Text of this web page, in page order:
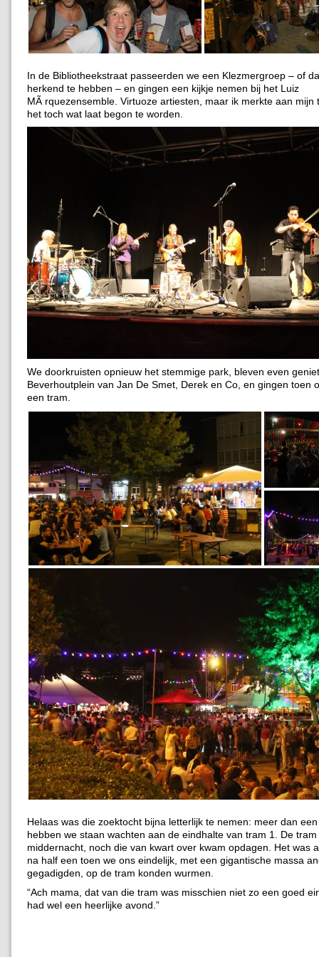
In de Bibliotheekstraat passeerden we een Klezmergroep – of
herkend te hebben – en gingen een kijkje nemen bij het Luiz
MÃ rquezensemble. Virtuoze artiesten, maar ik merkte aan mijn
het toch wat laat begon te worden.
We doorkruisten opnieuw het stemmige park, bleven even
Beverhoutplein van Jan De Smet, Derek en Co, en gingen toen
een tram.
Helaas was die zoektocht bijna letterlijk te nemen: meer dan
hebben we staan wachten aan de eindhalte van tram 1. De tram
middernacht, noch die van kwart over kwam opdagen. Het was
na half een toen we ons eindelijk, met een gigantische massa
gegadigden, op de tram konden wurmen.
“Ach mama, dat van die tram was misschien niet zo een goed
had wel een heerlijke avond.”